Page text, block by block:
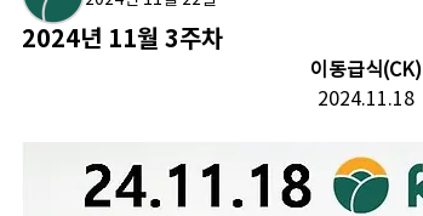
2024년 11월 3주차
이동급식(CK)
2024.11.18